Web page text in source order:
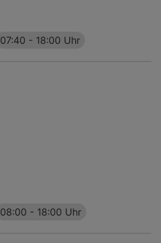
07:40 - 18:00 Uhr
08:00 - 18:00 Uhr